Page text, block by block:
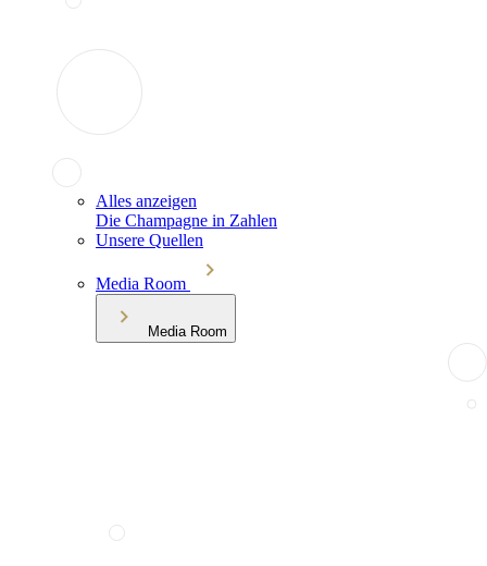
Alles anzeigen
Die Champagne in Zahlen
Unsere Quellen
Media Room
Media Room